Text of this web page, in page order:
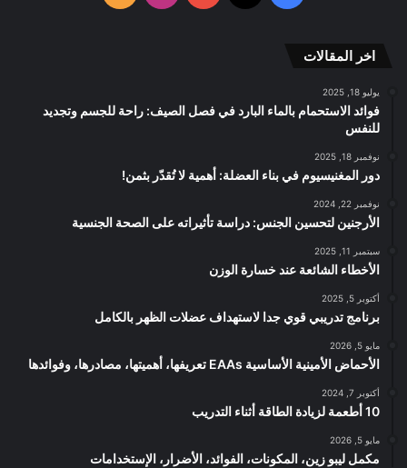
اخر المقالات
يوليو 18, 2025
فوائد الاستحمام بالماء البارد في فصل الصيف: راحة للجسم وتجديد
للنفس
نوفمبر 18, 2025
دور المغنيسيوم في بناء العضلة: أهمية لا تُقدّر بثمن!
نوفمبر 22, 2024
الأرجنين لتحسين الجنس: دراسة تأثيراته على الصحة الجنسية
سبتمبر 11, 2025
الأخطاء الشائعة عند خسارة الوزن
أكتوبر 5, 2025
برنامج تدريبي قوي جدا لاستهداف عضلات الظهر بالكامل
مايو 5, 2026
الأحماض الأمينية الأساسية EAAs تعريفها، أهميتها، مصادرها، وفوائدها
أكتوبر 7, 2024
10 أطعمة لزيادة الطاقة أثناء التدريب
مايو 5, 2026
مكمل ليبو زين، المكونات، الفوائد، الأضرار، الإستخدامات